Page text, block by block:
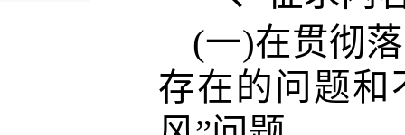
(一)在贯彻
存在的问题